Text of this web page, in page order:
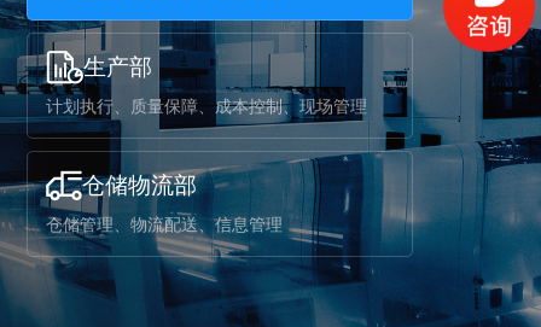
生产部
计划执行、质量保障、成本控制、现场管理
仓储物流部
仓储管理、物流配送、信息管理